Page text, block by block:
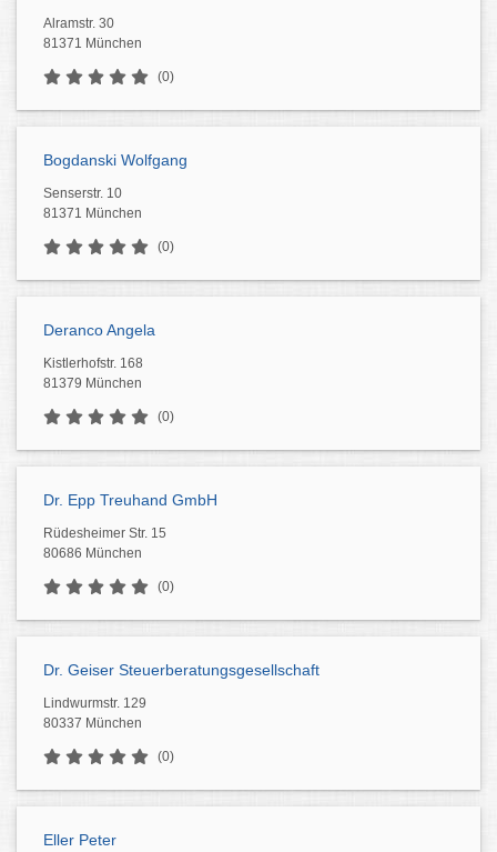
Alramstr. 30
81371 München
(0)
Bogdanski Wolfgang
Senserstr. 10
81371 München
(0)
Deranco Angela
Kistlerhofstr. 168
81379 München
(0)
Dr. Epp Treuhand GmbH
Rüdesheimer Str. 15
80686 München
(0)
Dr. Geiser Steuerberatungsgesellschaft
Lindwurmstr. 129
80337 München
(0)
Eller Peter